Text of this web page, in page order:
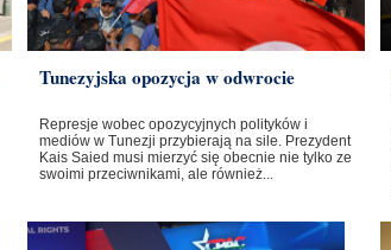
Tunezyjska opozycja w odwrocie
Represje wobec opozycyjnych polityków i
mediów w Tunezji przybierają na sile. Prezydent
Kais Saied musi mierzyć się obecnie nie tylko ze
swoimi przeciwnikami, ale również...